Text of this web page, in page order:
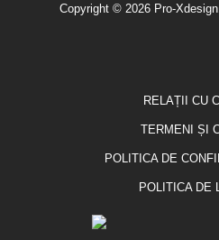
Copyright © 2026 Pro-
RELAȚII CU
TERMENI ȘI
POLITICA DE
POLITICA DE